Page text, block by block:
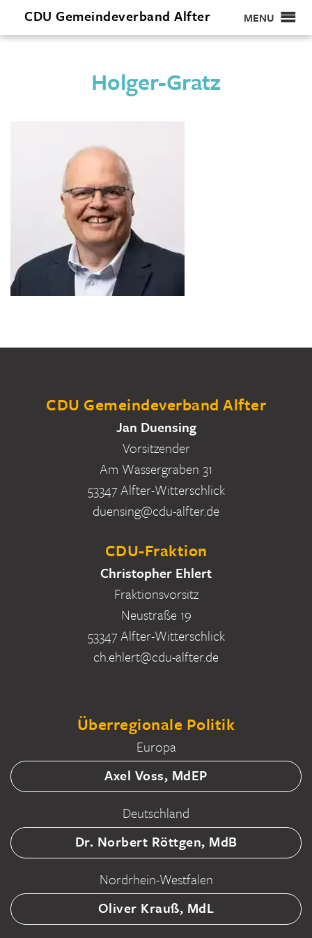
CDU Gemeindeverband Alfter MENU
Holger-Gratz
CDU Gemeindeverband Alfter
Jan Duensing
Vorsitzender
Am Wassergraben 31
53347 Alfter-Witterschlick
duensing@cdu-alfter.de
CDU-Fraktion
Christopher Ehlert
Fraktionsvorsitz
Neustraße 19
53347 Alfter-Witterschlick
ch.ehlert@cdu-alfter.de
Überregionale Politik
Europa
Axel Voss, MdEP
Deutschland
Dr. Norbert Röttgen, MdB
Nordrhein-Westfalen
Oliver Krauß, MdL